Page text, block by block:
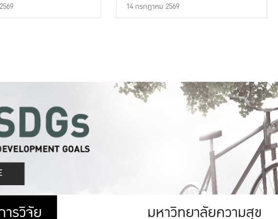
14 กรกฎาคม 2569
รวิจัย มหาวิทยาลัยความสุข